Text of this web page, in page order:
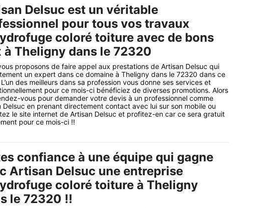
Delsuc est un véritable
pour tous vos travaux
coloré toiture avec de bons
à Theligny dans le 72320
proposons de faire appel aux prestations de Artisan Delsuc qui
un expert dans ce domaine à Theligny dans le 72320 dans ce
des meilleurs dans sa profession vous donne ses services et
pour ce mois-ci bénéficiez de diverses promotions. Alors
vous pour demander votre devis à un professionnel comme
Delsuc en prenant directement contact avec lui sur son mobile ou
le site internet de Artisan Delsuc et profitez-en car ce sera gratuit
pour ce mois-ci !!
confiance à une équipe qui gagne
Artisan Delsuc une entreprise
coloré toiture à Theligny
le 72320 !!